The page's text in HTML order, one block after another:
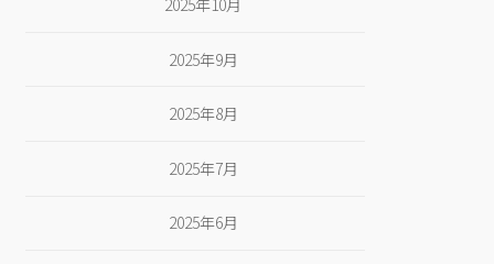
2025年10月
2025年9月
2025年8月
2025年7月
2025年6月